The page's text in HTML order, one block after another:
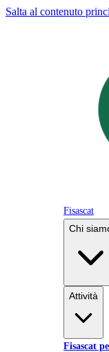
Salta al contenuto
Fisascat
Chi
Attività
Fisascat